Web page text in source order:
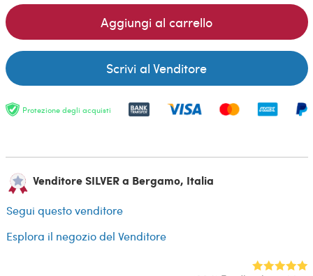
Aggiungi al carrello
Scrivi al Venditore
Protezione degli acquisti
Venditore SILVER a Bergamo, Italia
Segui questo venditore
Esplora il negozio del Venditore